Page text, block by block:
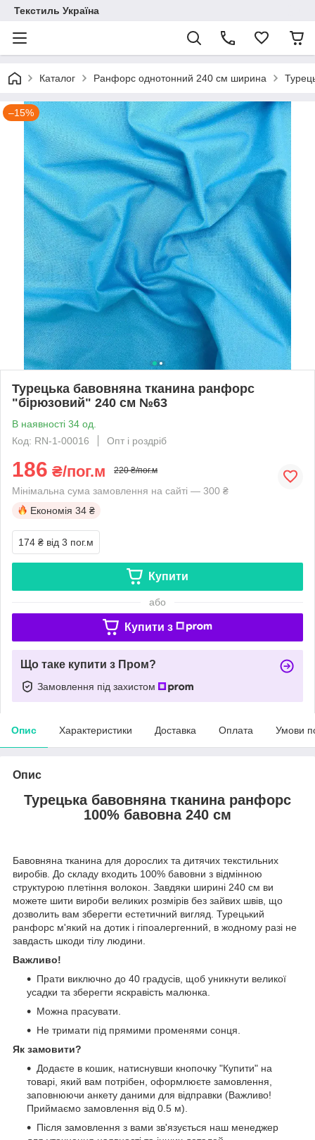
Текстиль Україна
Каталог Ранфорс однотонний 240 см ширина
–15%
Турецька бавовняна тканина ранфорс
"бірюзовий" 240 см №63
В наявності 34 од.
Код: RN-1-00016
Опт і роздріб
186 ₴/пог.м 220 ₴/пог.м
Мінімальна сума замовлення на сайті — 300 ₴
Економія 34 ₴
174 ₴ від 3 пог.м
Купити
або
Купити з
Що таке купити з Пром?
Замовлення під захистом
Опис Характеристики Доставка Оплата Умови
Опис
Турецька бавовняна тканина ранфорс
100% бавовна 240 см
Бавовняна тканина для дорослих та дитячих текстильних
виробів. До складу входить 100% бавовни з відмінною
структурою плетіння волокон. Завдяки ширині 240 см ви
можете шити вироби великих розмірів без зайвих швів, що
дозволить вам зберегти естетичний вигляд. Турецький
ранфорс м'який на дотик і гіпоалергенний, в жодному разі не
завдасть шкоди тілу людини.
Важливо!
Прати виключно до 40 градусів, щоб уникнути великої
усадки та зберегти яскравість малюнка.
Можна прасувати.
Не тримати під прямими променями сонця.
Як замовити?
Додаєте в кошик, натиснувши кнопочку "Купити" на
товарі, який вам потрібен, оформлюєте замовлення,
заповнюючи анкету даними для відправки (Важливо!
Приймаємо замовлення від 0.5 м).
Після замовлення з вами зв'язується наш менеджер